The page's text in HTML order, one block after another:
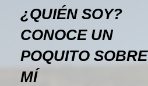
¿QUIÉN SOY?
CONOCE UN
POQUITO SOBRE
MÍ